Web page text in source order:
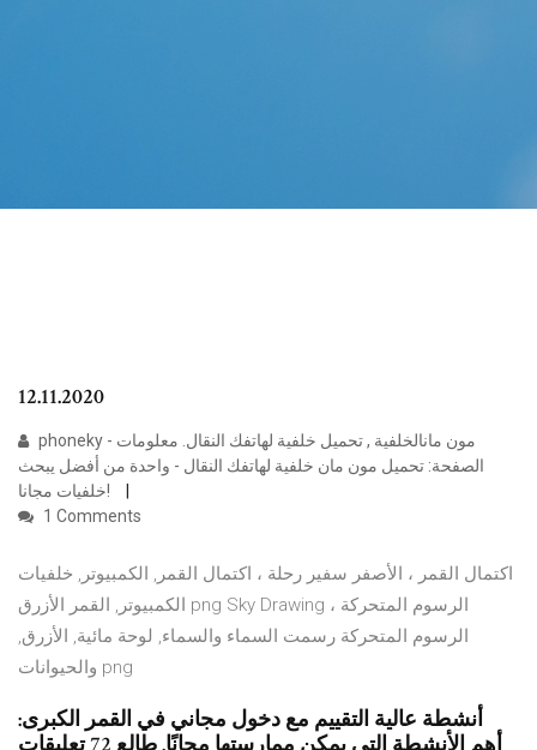
12.11.2020
phoneky - مون مانالخلفية , تحميل خلفية لهاتفك النقال. معلومات
الصفحة: تحميل مون مان خلفية لهاتفك النقال - واحدة من أفضل يبحث
خلفيات مجانا!
1 Comments
اكتمال القمر ، الأصفر سفير رحلة ، اكتمال القمر, الكمبيوتر, خلفيات
الكمبيوتر, القمر الأزرق png Sky Drawing الرسوم المتحركة ،
الرسوم المتحركة رسمت السماء والسماء, لوحة مائية, الأزرق,
والحيوانات png
أنشطة عالية التقييم مع دخول مجاني في القمر الكبرى: